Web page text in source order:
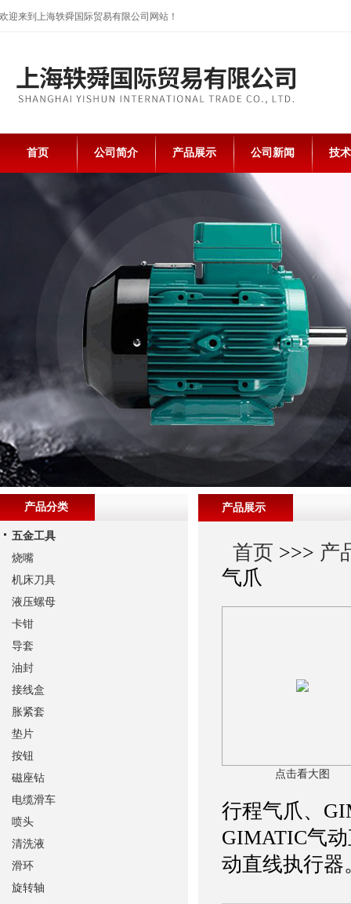
欢迎来到上海轶舜国际贸易有限公司网站！
首页 公司简介 产品展示 公司新闻 技
产品展示
首页 >>> 产
气爪
点击看大图
行程气爪、
GIMATIC气
动直线执行器
产品分类
五金工具
烧嘴
机床刀具
液压螺母
卡钳
导套
油封
接线盒
胀紧套
垫片
按钮
磁座钻
电缆滑车
喷头
清洗液
滑环
旋转轴